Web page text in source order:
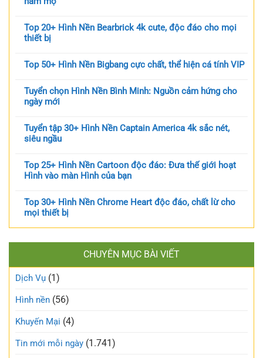
Top 20+ Hình Nền Bearbrick 4k cute, độc đáo cho mọi
thiết bị
Top 50+ Hình Nền Bigbang cực chất, thể hiện cá tính VIP
Tuyển chọn Hình Nền Bình Minh: Nguồn cảm hứng cho
ngày mới
Tuyển tập 30+ Hình Nền Captain America 4k sắc nét,
siêu ngầu
Top 25+ Hình Nền Cartoon độc đáo: Đưa thế giới hoạt
Hình vào màn Hình của bạn
Top 30+ Hình Nền Chrome Heart độc đáo, chất lừ cho
mọi thiết bị
CHUYÊN MỤC BÀI VIẾT
Dịch Vụ (1)
Hình nền (56)
Khuyến Mại (4)
Tin mới mỗi ngày (1.741)